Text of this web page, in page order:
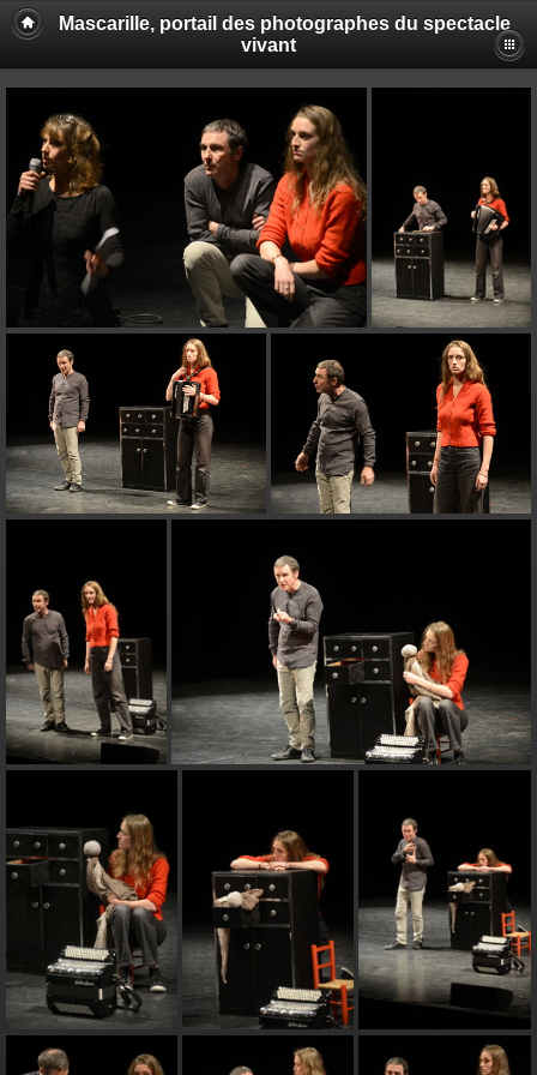
Mascarille, portail des photographes du spectacle
vivant